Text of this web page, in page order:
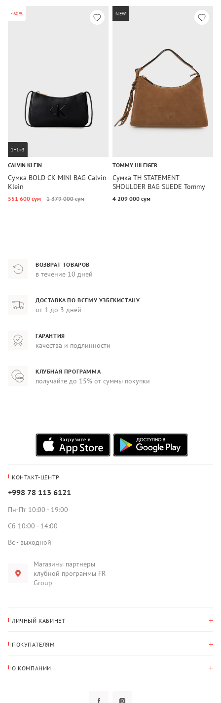
-60%
1+1=3
CALVIN KLEIN
Сумка BOLD CK MINI BAG Calvin
Klein
551 600 сум 1 379 000 сум
NEW
TOMMY HILFIGER
Сумка TH STATEMENT
SHOULDER BAG SUEDE Tommy
Hilfiger
4 209 000 сум
ВОЗВРАТ ТОВАРОВ
в течение 10 дней
ДОСТАВКА ПО ВСЕМУ УЗБЕКИСТАНУ
от 1 до 3 дней
ГАРАНТИЯ
качества и подлинности
КЛУБНАЯ ПРОГРАММА
получайте до 15% от суммы покупки
КОНТАКТ-ЦЕНТР
+998 78 113 6121
Пн-Пт 10:00 - 19:00
Сб 10:00 - 14:00
Вс - выходной
Магазины партнеры
клубной программы FR
Group
ЛИЧНЫЙ КАБИНЕТ
Адрес для доставки
ПОКУПАТЕЛЯМ
О КОМПАНИИ
Политика конфиденциальности